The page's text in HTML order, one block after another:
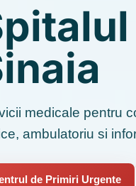
medicale pentru
ambulatoriu si
de Primiri Urgente